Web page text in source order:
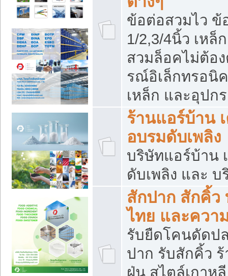
ข้อต่อสวมไว ข้
1/2,3/4นิ้ว เหล็
สวมล็อคไม่ต้อ
รณ์อิเล็กทรอนิ
เหล็ก และอุปก
ร้านแอร์บ้าน
อบรมดับเพลิง
บริษัทแอร์บ้าน
ดับเพลิง และ
สักปาก สักคิ้
ไทย และควา
รับยืดโคนดัดป
ปาก รับสักคิ้ว
ฝุ่น สไตล์เกาห